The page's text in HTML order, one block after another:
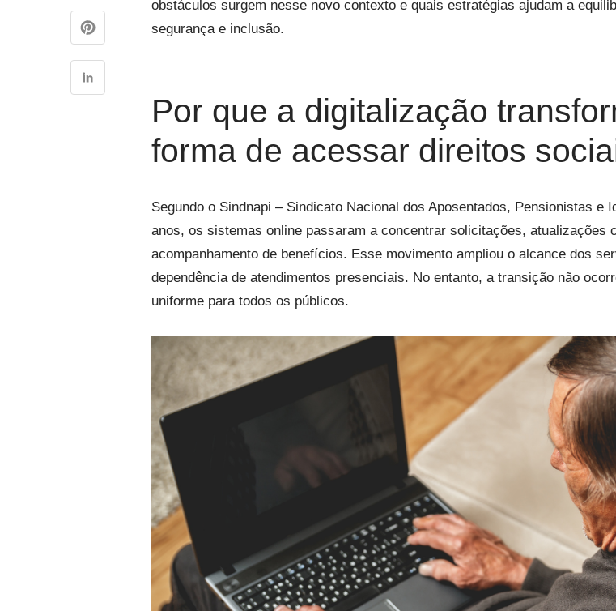
obstáculos surgem nesse novo contexto e quais estratégias ajudam a
segurança e inclusão.
Por que a digitalização
forma de acessar direitos
Segundo o Sindnapi – Sindicato Nacional dos Aposentados, Pensionistas e
anos, os sistemas online passaram a concentrar solicitações, atualizações
acompanhamento de benefícios. Esse movimento ampliou o alcance dos
dependência de atendimentos presenciais. No entanto, a transição não
uniforme para todos os públicos.